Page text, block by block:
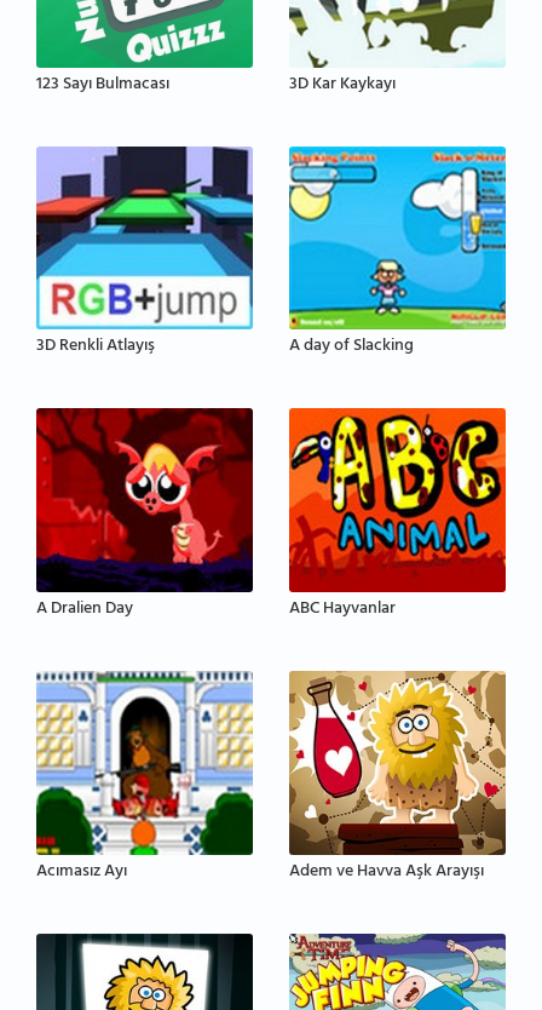
123 Sayı Bulmacası 3D Kar Kaykayı
3D Renkli Atlayış A day of Slacking
A Dralien Day ABC Hayvanlar
Acımasız Ayı Adem ve Havva Aşk Arayışı